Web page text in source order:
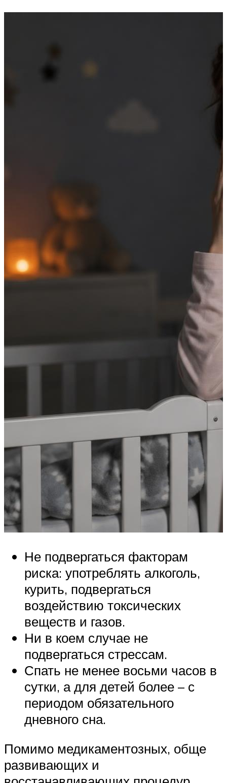
Не подвергаться факторам
риска: употреблять алкоголь,
курить, подвергаться
воздействию токсических
веществ и газов.
Ни в коем случае не
подвергаться стрессам.
Спать не менее восьми часов в
сутки, а для детей более – с
периодом обязательного
дневного сна.
Помимо медикаментозных, обще
развивающих и